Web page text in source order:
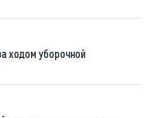
ходом уборочной